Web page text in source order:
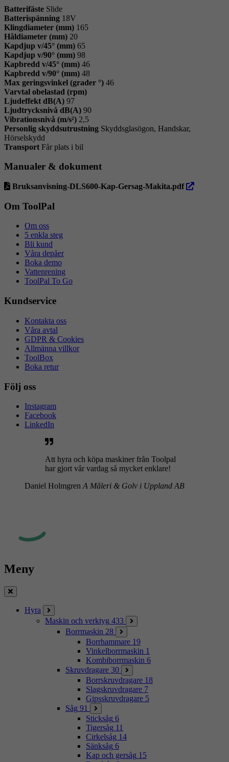
Batterifäste Slide
Batterispänning 18V
Klingdiameter (mm) 165
Håldiameter (mm) 20
Kapdjup v/45° (mm) 65
Kapdjup v/90° (mm) 98
Kapbredd v/45° (mm) 46
Kapbredd v/90° (mm) 48
Max geringsvinkel (grader °) 46
Varvtal obelastad (rpm)
Ljudeffekt dB(A) 97
Ljudtrycksnivå dB(A) 90
Vibrationsnivå (m/s²) 2,5
Personlig skyddsutrustning Skyddsglasögon, Handskar,
Hörselskydd
Transport Får plats i bil
Manualer & dokument
Bruksanvisning-DLS600-Kap-Gersag-Makita.pdf öppna
Om ToolPal
Om oss
5 enkla steg
Bli kund
Våra depåer
Boka demo
Vattenrening
ToolPal To Go
Kundservice
Kontakta oss
Våra avtal
GDPR & Cookies
Allmänna villkor
ToolBox
Boka retur
Följ oss
Instagram
Facebook
LinkedIn
Att hyra och köpa maskiner från Toolpal
har gjort vår vardag så mycket enklare!
Daniel Holmgren A Måleri & Golv i Uppland AB
Meny
Stäng
Hyra
Maskin och verktyg 433
Borrmaskin 28
Borrhammare 19
Vinkelborrmaskin 1
Kombiborrmaskin 6
Skruvdragare 30
Borrskruvdragare 18
Slagskruvdragare 7
Gipsskruvdragare 5
Såg 91
Sticksåg 6
Tigersåg 11
Cirkelsåg 14
Sänksåg 6
Kap och gersåg 15